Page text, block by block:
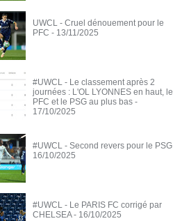
UWCL - Cruel dénouement pour le
PFC - 13/11/2025
#UWCL - Le classement après 2
journées : L'OL LYONNES en haut, le
PFC et le PSG au plus bas -
17/10/2025
#UWCL - Second revers pour le PSG
16/10/2025
#UWCL - Le PARIS FC corrigé par
CHELSEA - 16/10/2025